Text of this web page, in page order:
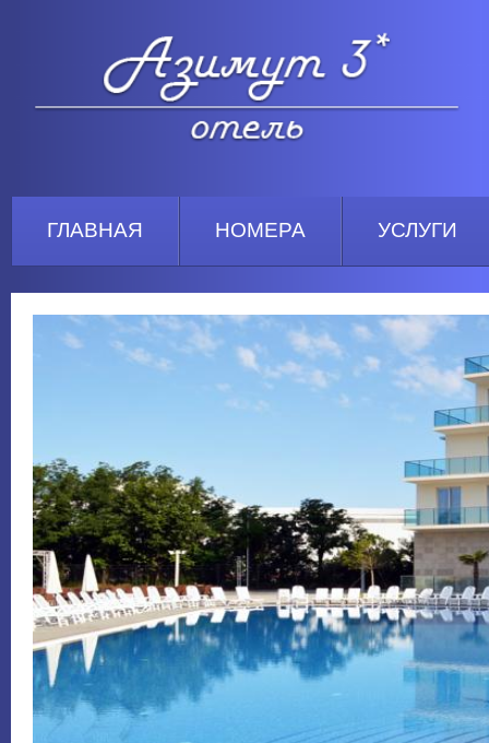
ГЛАВНАЯ НОМЕРА УСЛУГИ